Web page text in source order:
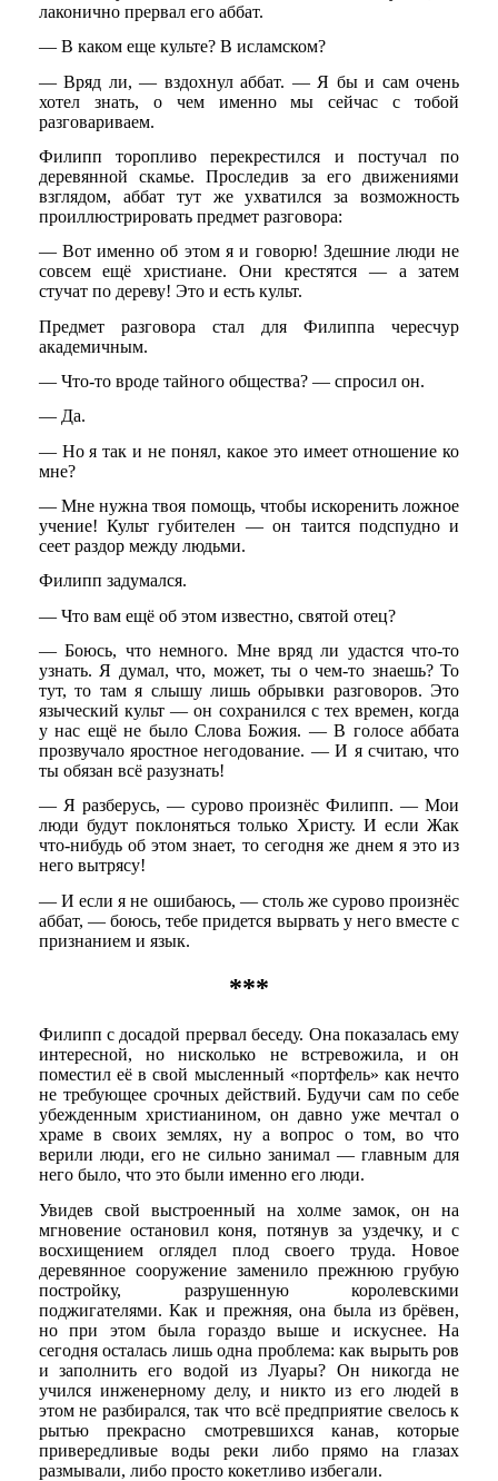
лаконично прервал его аббат.
— В каком еще культе? В исламском?
— Вряд ли, — вздохнул аббат. — Я бы и сам очень
хотел знать, о чем именно мы сейчас с тобой
разговариваем.
Филипп торопливо перекрестился и постучал по
деревянной скамье. Проследив за его движениями
взглядом, аббат тут же ухватился за возможность
проиллюстрировать предмет разговора:
— Вот именно об этом я и говорю! Здешние люди не
совсем ещё христиане. Они крестятся — а затем
стучат по дереву! Это и есть культ.
Предмет разговора стал для Филиппа чересчур
академичным.
— Что-то вроде тайного общества? — спросил он.
— Да.
— Но я так и не понял, какое это имеет отношение ко
мне?
— Мне нужна твоя помощь, чтобы искоренить ложное
учение! Культ губителен — он таится подспудно и
сеет раздор между людьми.
Филипп задумался.
— Что вам ещё об этом известно, святой отец?
— Боюсь, что немного. Мне вряд ли удастся что-то
узнать. Я думал, что, может, ты о чем-то знаешь? То
тут, то там я слышу лишь обрывки разговоров. Это
языческий культ — он сохранился с тех времен, когда
у нас ещё не было Слова Божия. — В голосе аббата
прозвучало яростное негодование. — И я считаю, что
ты обязан всё разузнать!
— Я разберусь, — сурово произнёс Филипп. — Мои
люди будут поклоняться только Христу. И если Жак
что-нибудь об этом знает, то сегодня же днем я это из
него вытрясу!
— И если я не ошибаюсь, — столь же сурово произнёс
аббат, — боюсь, тебе придется вырвать у него вместе с
признанием и язык.
***
Филипп с досадой прервал беседу. Она показалась ему
интересной, но нисколько не встревожила, и он
поместил её в свой мысленный «портфель» как нечто
не требующее срочных действий. Будучи сам по себе
убежденным христианином, он давно уже мечтал о
храме в своих землях, ну а вопрос о том, во что
верили люди, его не сильно занимал — главным для
него было, что это были именно его люди.
Увидев свой выстроенный на холме замок, он на
мгновение остановил коня, потянув за уздечку, и с
восхищением оглядел плод своего труда. Новое
деревянное сооружение заменило прежнюю грубую
постройку, разрушенную королевскими
поджигателями. Как и прежняя, она была из брёвен,
но при этом была гораздо выше и искуснее. На
сегодня осталась лишь одна проблема: как вырыть ров
и заполнить его водой из Луары? Он никогда не
учился инженерному делу, и никто из его людей в
этом не разбирался, так что всё предприятие свелось к
рытью прекрасно смотревшихся канав, которые
привередливые воды реки либо прямо на глазах
размывали, либо просто кокетливо избегали.